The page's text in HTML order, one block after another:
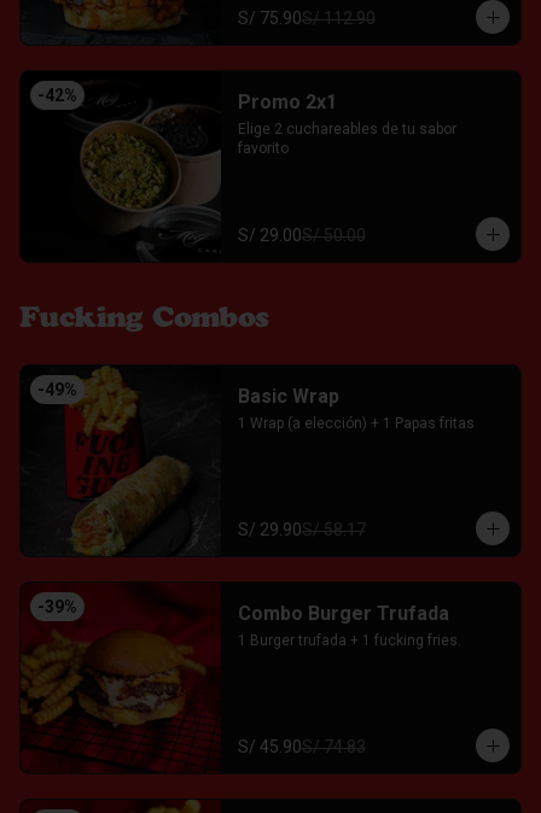
S/ 75.90S/ 112.90
-42% Promo 2x1
Elige 2 cuchareables de tu sabor
favorito
S/ 29.00S/ 50.00
Fucking Combos
-49% Basic Wrap
1 Wrap (a elección) + 1 Papas fritas
S/ 29.90S/ 58.17
-39% Combo Burger Trufada
1 Burger trufada + 1 fucking fries.
S/ 45.90S/ 74.83